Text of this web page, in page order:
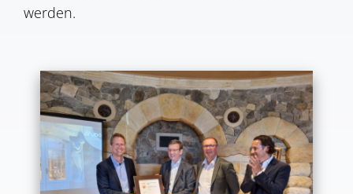
werden.